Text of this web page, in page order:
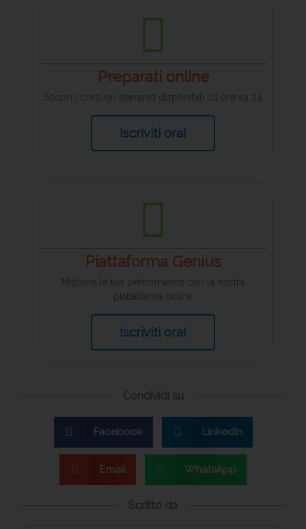
Preparati online
Scopri i corsi on demand disponibili 24 ore su 24
Iscriviti ora!
Piattaforma Genius
Migliora le tue performance con la nostra
piattaforma online
Iscriviti ora!
Condividi su
Facebook LinkedIn
Email WhatsApp
Scritto da